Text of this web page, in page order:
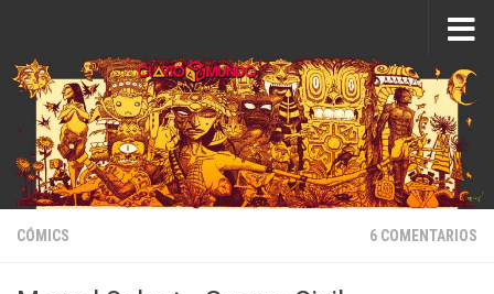
CÓMICS 6 COMENTARIOS